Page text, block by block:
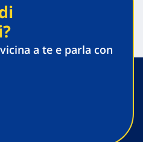
a te e parla con